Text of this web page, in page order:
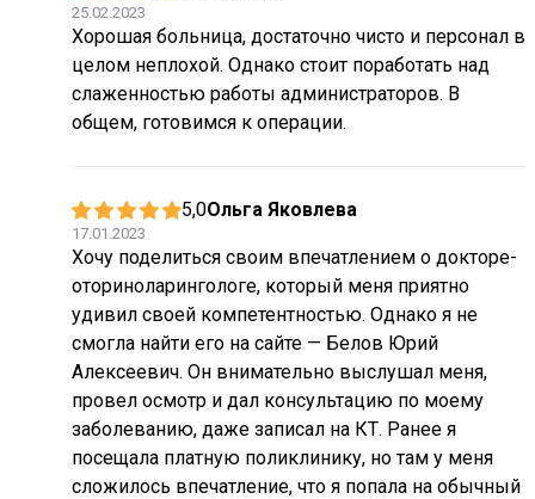
25.02.2023
Хорошая больница, достаточно чисто и персонал в
целом неплохой. Однако стоит поработать над
слаженностью работы администраторов. В
общем, готовимся к операции.
5,0Ольга Яковлева
17.01.2023
Хочу поделиться своим впечатлением о докторе-
оториноларингологе, который меня приятно
удивил своей компетентностью. Однако я не
смогла найти его на сайте — Белов Юрий
Алексеевич. Он внимательно выслушал меня,
провел осмотр и дал консультацию по моему
заболеванию, даже записал на КТ. Ранее я
посещала платную поликлинику, но там у меня
сложилось впечатление, что я попала на обычный